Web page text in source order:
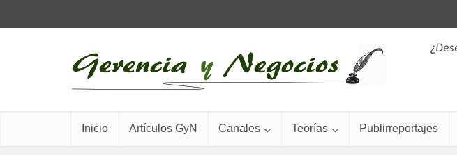
Inicio Artículos GyN Canales Teorías Publirreportajes